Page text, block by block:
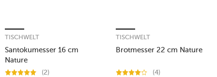
Santokumesser 16 cm
Nature
TISCHWELT
(2)
Brotmesser 22 cm Nature
TISCHWELT
(4)